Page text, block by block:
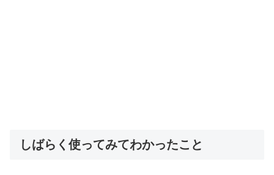
しばらく使ってみてわかったこと